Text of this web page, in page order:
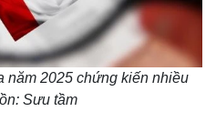
năm 2025 chứng kiến nhiều
Sưu tầm